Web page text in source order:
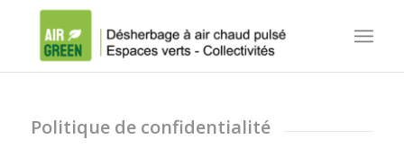
Politique de confidentialité